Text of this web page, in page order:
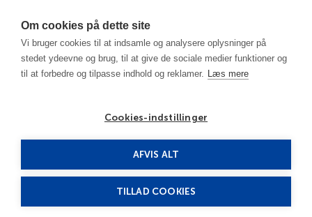
Om cookies på dette site
Vi bruger cookies til at indsamle og analysere oplysninger på
stedet ydeevne og brug, til at give de sociale medier funktioner og
til at forbedre og tilpasse indhold og reklamer. Læs mere
Cookies-indstillinger
AFVIS ALT
TILLAD COOKIES
Saint Vulbas
Description